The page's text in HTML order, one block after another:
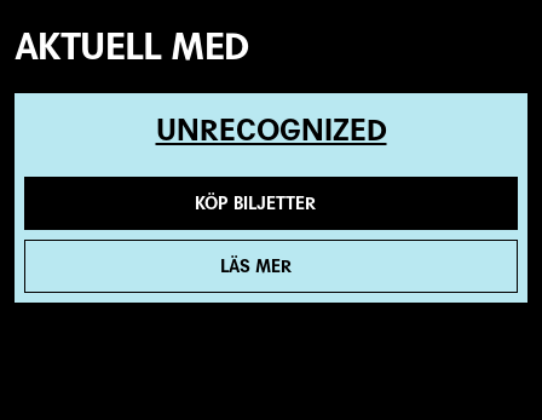
AKTUELL MED
UNRECOGNIZED
KÖP BILJETTER
LÄS MER